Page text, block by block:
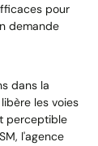
pour
demande
dans la
les voies
perceptible
l'agence